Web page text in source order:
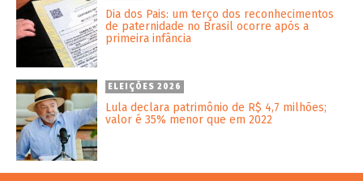
Dia dos Pais: um terço dos reconhecimentos
de paternidade no Brasil ocorre após a
primeira infância
ELEIÇÕES 2026
Lula declara patrimônio de R$ 4,7 milhões;
valor é 35% menor que em 2022